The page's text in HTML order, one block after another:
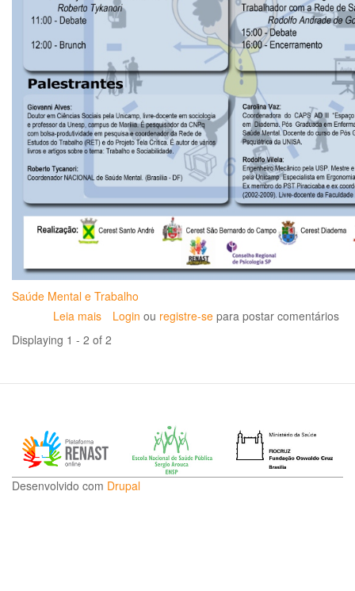
Saúde Mental e Trabalho
Leia mais sobre
VII
Seminário
Saúde
do
Grande
ABC
Login ou registre-se para postar comentários
Displaying 1 - 2 of 2
Desenvolvido com Drupal